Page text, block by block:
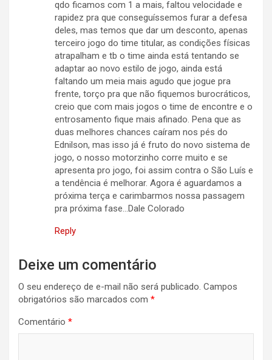
qdo ficamos com 1 a mais, faltou velocidade e
rapidez pra que conseguíssemos furar a defesa
deles, mas temos que dar um desconto, apenas
terceiro jogo do time titular, as condições físicas
atrapalham e tb o time ainda está tentando se
adaptar ao novo estilo de jogo, ainda está
faltando um meia mais agudo que jogue pra
frente, torço pra que não fiquemos burocráticos,
creio que com mais jogos o time de encontre e o
entrosamento fique mais afinado. Pena que as
duas melhores chances caíram nos pés do
Ednilson, mas isso já é fruto do novo sistema de
jogo, o nosso motorzinho corre muito e se
apresenta pro jogo, foi assim contra o São Luís e
a tendência é melhorar. Agora é aguardamos a
próxima terça e carimbarmos nossa passagem
pra próxima fase…Dale Colorado
Reply
Deixe um comentário
O seu endereço de e-mail não será publicado. Campos
obrigatórios são marcados com *
Comentário *